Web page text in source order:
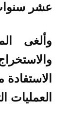
عشر
وألغى
العمليات